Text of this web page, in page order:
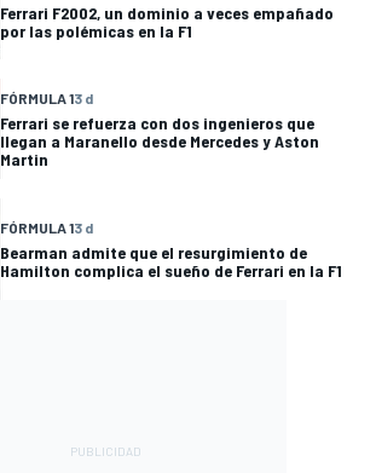
Ferrari F2002, un dominio a veces empañado
por las polémicas en la F1
FÓRMULA 13 d
Ferrari se refuerza con dos ingenieros que
llegan a Maranello desde Mercedes y Aston
Martin
FÓRMULA 13 d
Bearman admite que el resurgimiento de
Hamilton complica el sueño de Ferrari en la F1